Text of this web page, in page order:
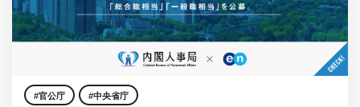
官公庁 中央省庁